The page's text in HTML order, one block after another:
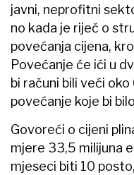
javni, neprofitni
no kada je riječ o
povećanja cijena,
Povećanje će ići u
bi računi bili veći
povećanje koje bi
Govoreći o cijeni
mjere 33,5 milijuna
mjeseci biti 10